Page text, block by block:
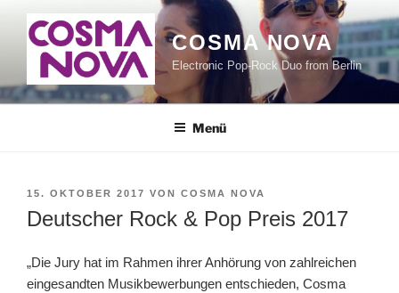
Inhalt
springen
COSMA NOVA
Electronic Pop-Rock Duo from Berlin
Menü
VERÖFFENTLICHT
AM
15. OKTOBER 2017 VON COSMA NOVA
Deutscher Rock & Pop Preis 2017
„Die Jury hat im Rahmen ihrer Anhörung von zahlreichen
eingesandten Musikbewerbungen entschieden, Cosma